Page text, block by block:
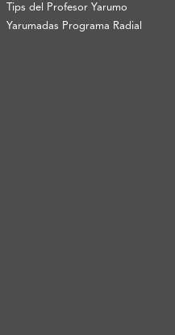
Tips del Profesor Yarumo
Yarumadas Programa Radial